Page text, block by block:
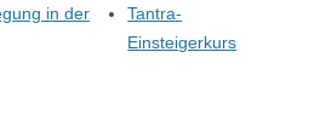
in der
Tantra-
Einsteigerkurs